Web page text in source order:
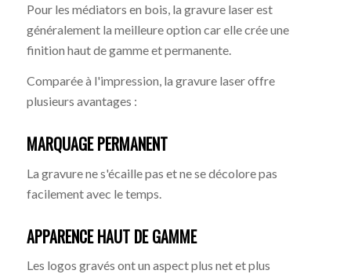
Pour les médiators en bois, la gravure laser est
généralement la meilleure option car elle crée une
finition haut de gamme et permanente.
Comparée à l'impression, la gravure laser offre
plusieurs avantages :
MARQUAGE PERMANENT
La gravure ne s'écaille pas et ne se décolore pas
facilement avec le temps.
APPARENCE HAUT DE GAMME
Les logos gravés ont un aspect plus net et plus